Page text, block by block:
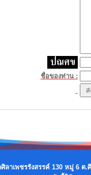
ชื่อของท่าน :
ลาเพชรรังสรรค์ 130 หมู่ 6